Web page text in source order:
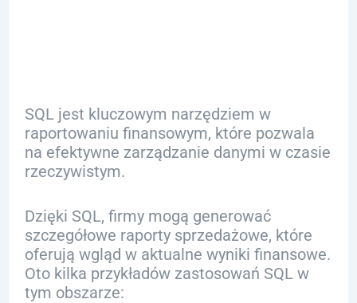
SQL jest kluczowym narzędziem w
raportowaniu finansowym, które pozwala
na efektywne zarządzanie danymi w czasie
rzeczywistym.
Dzięki SQL, firmy mogą generować
szczegółowe raporty sprzedażowe, które
oferują wgląd w aktualne wyniki finansowe.
Oto kilka przykładów zastosowań SQL w
tym obszarze: